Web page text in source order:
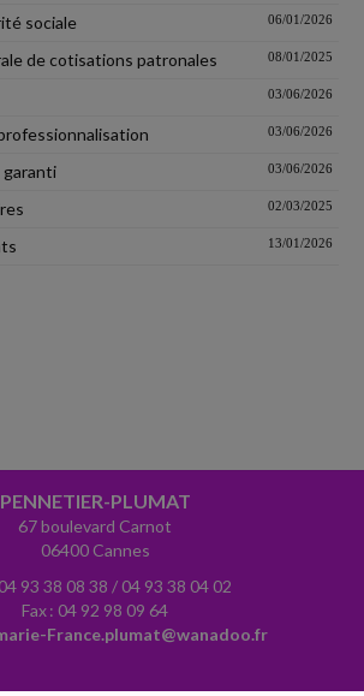
sociale 06/01/2026
de cotisations patronales 08/01/2025
03/06/2026
03/06/2026
garanti 03/06/2026
02/03/2025
13/01/2026
PENNETIER-PLUMAT
67 boulevard Carnot
06400 Cannes
93 38 08 38 / 04 93 38 04 02
Fax : 04 92 98 09 64
France.plumat@wanadoo.fr